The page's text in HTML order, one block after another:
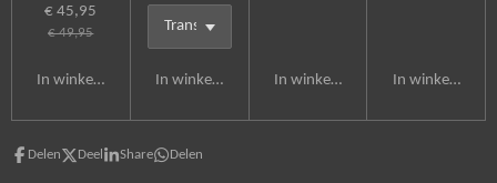
€ 45,95
€ 49,95
In winkelwagen In winkelwagen In winkelwagen In winkelwagen
Delen Deel Share Delen